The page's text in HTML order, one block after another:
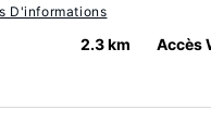
D'informations
2.3 km Accès